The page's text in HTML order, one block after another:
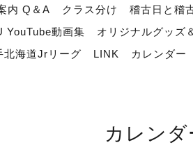
内 Q＆A クラス分け 稽古日と稽
YouTube動画集
オリジナルグッズ
北海道Jrリーグ
LINK カレンダー
カレンダ